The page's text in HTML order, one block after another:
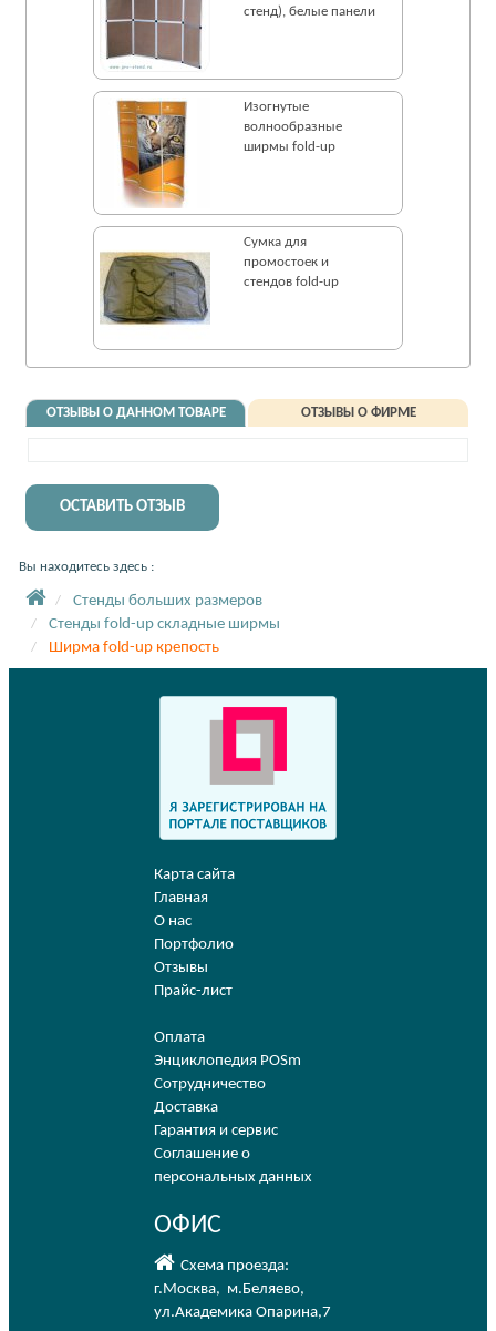
стенд), белые панели
Изогнутые
волнообразные
ширмы fold-up
Сумка для
промостоек и
стендов fold-up
ОТЗЫВЫ О ДАННОМ ТОВАРЕ ОТЗЫВЫ О ФИРМЕ
ОСТАВИТЬ ОТЗЫВ
Вы находитесь здесь :
Стенды больших размеров
Стенды fold-up складные ширмы
Ширма fold-up крепость
Карта сайта
Главная
О нас
Портфолио
Отзывы
Прайс-лист
Оплата
Энциклопедия POSm
Сотрудничество
Доставка
Гарантия и сервис
Соглашение о
персональных данных
ОФИС
Схема проезда:
г.Москва, м.Беляево,
ул.Академика Опарина,7